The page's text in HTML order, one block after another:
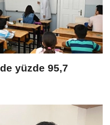
yüzde 95,7